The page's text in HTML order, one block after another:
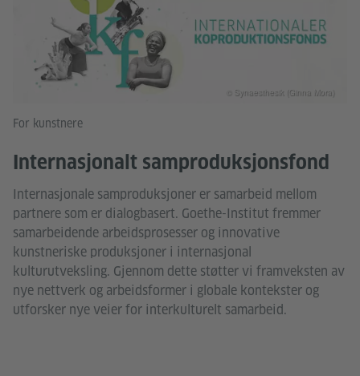
For kunstnere
Internasjonalt samproduksjonsfond
Internasjonale samproduksjoner er samarbeid mellom
partnere som er dialogbasert. Goethe-Institut fremmer
samarbeidende arbeidsprosesser og innovative
kunstneriske produksjoner i internasjonal
kulturutveksling. Gjennom dette støtter vi framveksten av
nye nettverk og arbeidsformer i globale kontekster og
utforsker nye veier for interkulturelt samarbeid.
© Synaesthesik (Ginna Mora)